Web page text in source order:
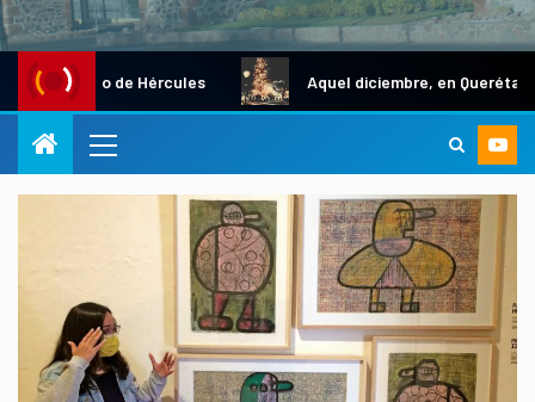
Gallo de Hércules Aquel diciembre, en Querétaro